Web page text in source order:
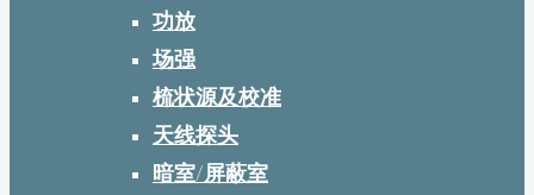
功放
场强
梳状源及校准
天线探头
暗室/屏蔽室